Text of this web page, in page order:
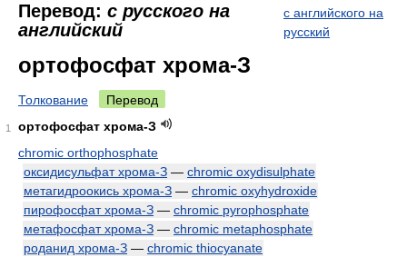
Перевод: с русского на
английский
с английского на
русский
ортофосфат хрома-З
Толкование Перевод
1
ортофосфат хрома-З
chromic orthophosphate
оксидисульфат хрома-З — chromic oxydisulphate
метагидроокись хрома-З — chromic oxyhydroxide
пирофосфат хрома-З — chromic pyrophosphate
метафосфат хрома-З — chromic metaphosphate
роданид хрома-З — chromic thiocyanate